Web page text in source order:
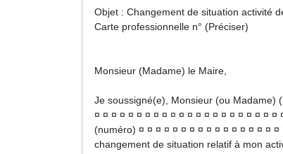
Objet : Changement de situation activité
Carte professionnelle n° (Préciser)
Monsieur (Madame) le Maire,
Je soussigné(e), Monsieur (ou Madame)
¤ ¤ ¤ ¤ ¤ ¤ ¤ ¤ ¤ ¤ ¤ ¤ ¤ ¤ ¤ ¤ ¤ ¤ ¤ ¤ ¤
(numéro) ¤ ¤ ¤ ¤ ¤ ¤ ¤ ¤ ¤ ¤ ¤ ¤ ¤ ¤ ¤ ¤
changement de situation relatif à mon